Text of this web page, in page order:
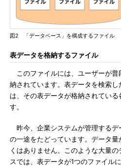
図2 「データベース」を構成するファイル
表データを格納するファイル
このファイルには、ユーザーが普
納されています。表データを検索
は、その表データが格納されてい
す。
昨今、企業システムが管理するデ
の一途をたどっています。データ
くはありません。このような大量
スでは、表データが1つのファイル